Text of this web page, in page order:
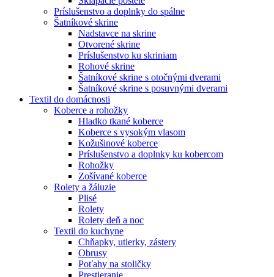
Príslušenstvo a doplnky do spálne
Šatníkové skrine
Nadstavce na skrine
Otvorené skrine
Príslušenstvo ku skriniam
Rohové skrine
Šatníkové skrine s otočnými dverami
Šatníkové skrine s posuvnými dverami
Textil do domácnosti
Koberce a rohožky
Hladko tkané koberce
Koberce s vysokým vlasom
Kožušinové koberce
Príslušenstvo a doplnky ku kobercom
Rohožky
Zošívané koberce
Rolety a žáluzie
Plisé
Rolety
Rolety deň a noc
Textil do kuchyne
Chňapky, utierky, zástery
Obrusy
Poťahy na stoličky
Prestieranie